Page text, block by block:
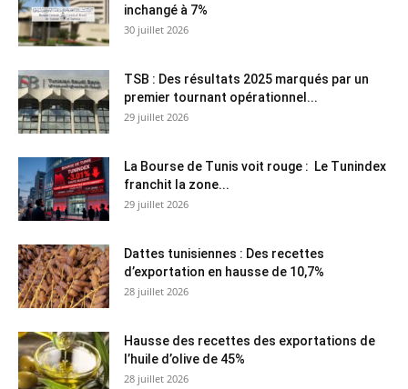
inchangé à 7%
30 juillet 2026
TSB : Des résultats 2025 marqués par un
premier tournant opérationnel...
29 juillet 2026
La Bourse de Tunis voit rouge : Le Tunindex
franchit la zone...
29 juillet 2026
Dattes tunisiennes : Des recettes
d’exportation en hausse de 10,7%
28 juillet 2026
Hausse des recettes des exportations de
l’huile d’olive de 45%
28 juillet 2026